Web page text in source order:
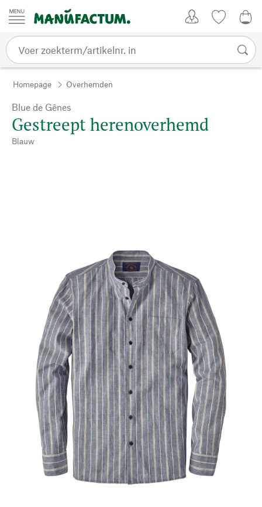
Passer au contenu
Homepage Overhemden
Blue de Gênes
Gestreept herenoverhemd
Blauw